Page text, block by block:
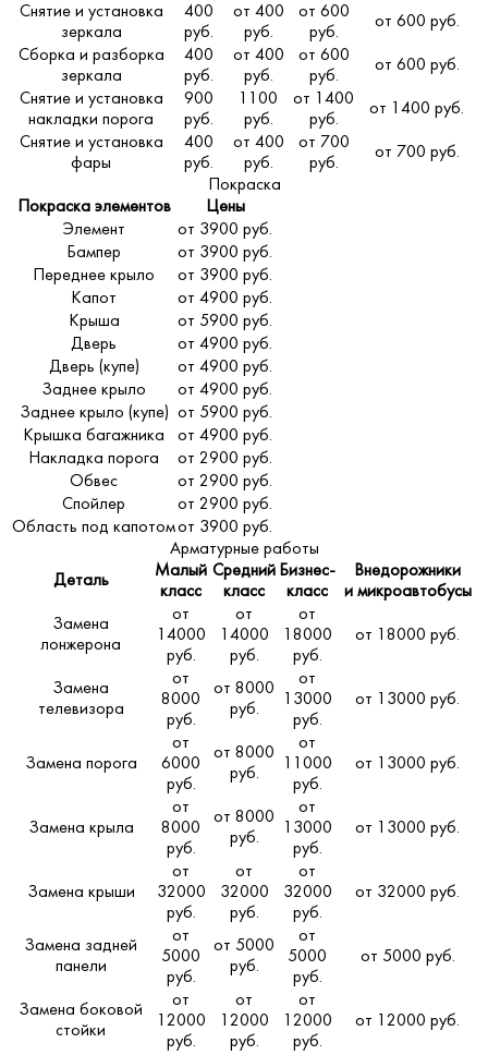
Снятие и установка
зеркала
400
руб.
от 400
руб.
от 600
руб.
от 600 руб.
Сборка и разборка
зеркала
400
руб.
от 400
руб.
от 600
руб.
от 600 руб.
Снятие и установка
накладки порога
900
руб.
1100
руб.
от 1400
руб.
от 1400 руб.
Снятие и установка
фары
400
руб.
от 400
руб.
от 700
руб.
от 700 руб.
Покраска
Покраска элементов
Цены
Элемент
от 3900 руб.
Бампер
от 3900 руб.
Переднее крыло
от 3900 руб.
Капот
от 4900 руб.
Крыша
от 5900 руб.
Дверь
от 4900 руб.
Дверь (купе)
от 4900 руб.
Заднее крыло
от 4900 руб.
Заднее крыло (купе) от 5900 руб.
Крышка багажника
от 4900 руб.
Накладка порога
от 2900 руб.
Обвес
от 2900 руб.
Спойлер
от 2900 руб.
Область под капотомот 3900 руб.
Арматурные работы
Деталь
Малый
класс
Средний
класс
Бизнес-
класс
Внедорожники
и микроавтобусы
Замена
лонжерона
от
14000
руб.
от
14000
руб.
от
18000
руб.
от 18000 руб.
Замена
телевизора
от
8000
руб.
от 8000
руб.
от
13000
руб.
от 13000 руб.
Замена порога
от
6000
руб.
от 8000
руб.
от
11000
руб.
от 13000 руб.
Замена крыла
от
8000
руб.
от 8000
руб.
от
13000
руб.
от 13000 руб.
Замена крыши
от
32000
руб.
от
32000
руб.
от
32000
руб.
от 32000 руб.
Замена задней
панели
от
5000
руб.
от 5000
руб.
от
5000
руб.
от 5000 руб.
Замена боковой
стойки
от
12000
руб.
от
12000
руб.
от
12000
руб.
от 12000 руб.